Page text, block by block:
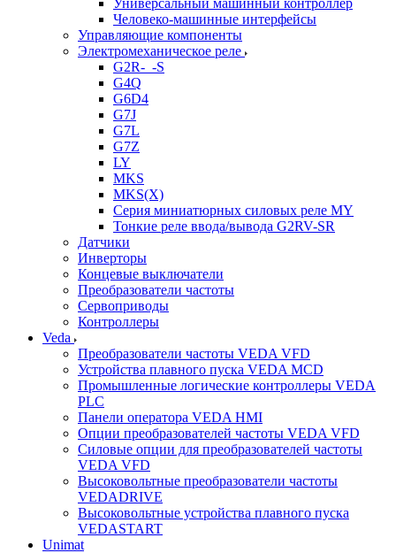
Универсальный машинный контроллер
Человеко-машинные интерфейсы
Управляющие компоненты
Электромеханическое реле
G2R-_-S
G4Q
G6D4
G7J
G7L
G7Z
LY
MKS
MKS(X)
Серия миниатюрных силовых реле MY
Тонкие реле ввода/вывода G2RV-SR
Датчики
Инверторы
Концевые выключатели
Преобразователи частоты
Сервоприводы
Контроллеры
Veda
Преобразователи частоты VEDA VFD
Устройства плавного пуска VEDA MCD
Промышленные логические контроллеры VEDA
PLC
Панели оператора VEDA HMI
Опции преобразователей частоты VEDA VFD
Силовые опции для преобразователей частоты
VEDA VFD
Высоковольтные преобразователи частоты
VEDADRIVE
Высоковольтные устройства плавного пуска
VEDASTART
Unimat